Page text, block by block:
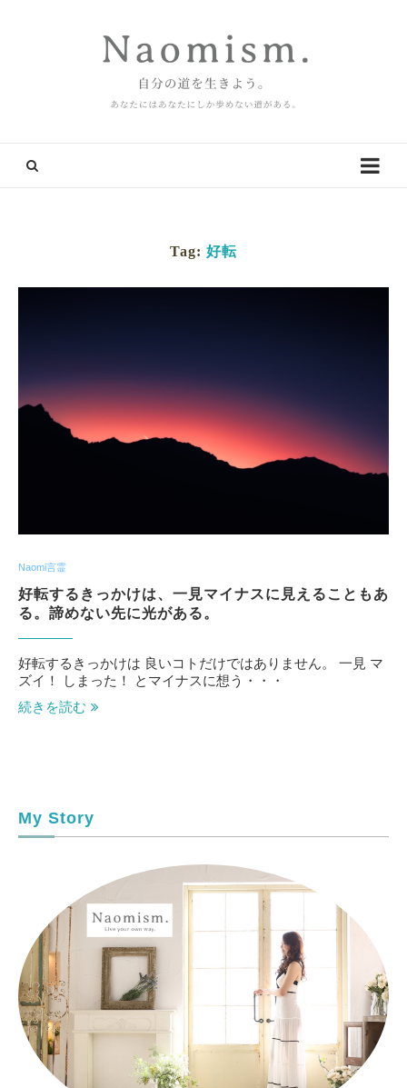
Tag: 好転
Naomi言霊
好転するきっかけは、一見マイナスに見えることもあ
る。諦めない先に光がある。
好転するきっかけは 良いコトだけではありません。 一見 マ
ズイ！ しまった！ とマイナスに想う・・・
続きを読む
My Story